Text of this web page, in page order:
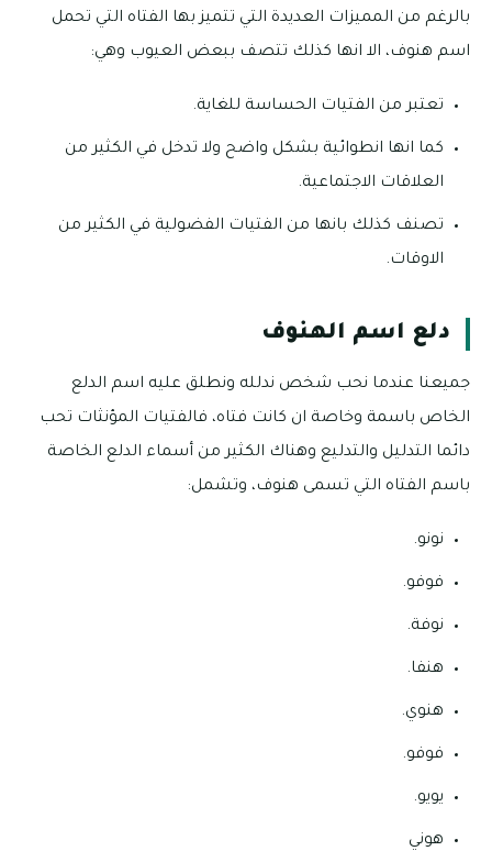
بالرغم من المميزات العديدة التي تتميز بها الفتاه التي تحمل
اسم هنوف، الا انها كذلك تتصف ببعض العيوب وهي:
تعتبر من الفتيات الحساسة للغاية.
كما انها انطوائية بشكل واضح ولا تدخل في الكثير من
العلاقات الاجتماعية.
تصنف كذلك بانها من الفتيات الفضولية في الكثير من
الاوقات.
دلع اسم الهنوف
جميعنا عندما نحب شخص ندلله ونطلق عليه اسم الدلع
الخاص باسمة وخاصة ان كانت فتاه، فالفتيات المؤنثات تحب
دائما التدليل والتدليع وهناك الكثير من أسماء الدلع الخاصة
باسم الفتاه التي تسمى هنوف، وتشمل:
نونو.
فوفو.
نوفة.
هنفا.
هنوي.
فوفو.
يويو.
هوني